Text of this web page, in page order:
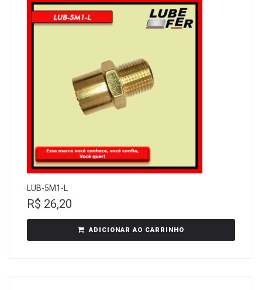
LUB-5M1-L
R$ 26,20
ADICIONAR AO CARRINHO